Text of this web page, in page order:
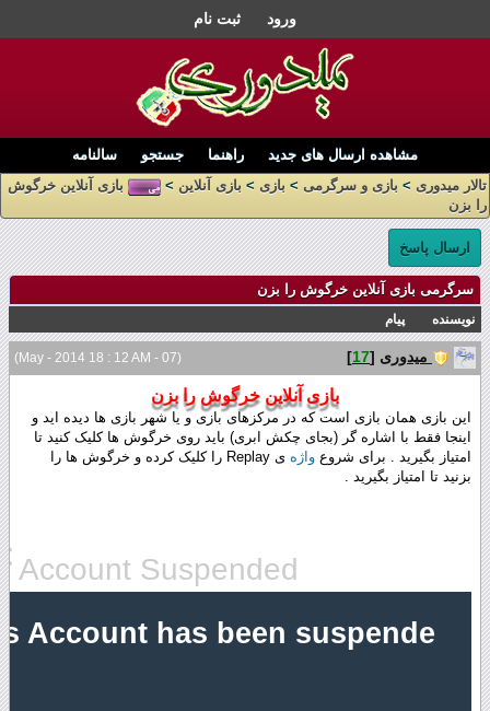
ورود ثبت نام
مشاهده ارسال های جدید راهنما جستجو
سالنامه
تالار میدوری > بازی و سرگرمی > بازی > بازی آنلاين >
بازی آنلاين خرگوش
را بزن
ارسال پاسخ
سرگرمی بازی آنلاين خرگوش را بزن
نویسنده پیام
(07 - May - 2014 18 : 12 AM) میدوری [
17
]
بازی آنلاين خرگوش را بزن
این بازی همان بازی است که در مرکزهای بازی و یا شهر بازی ها دیده اید و
اینجا فقط با اشاره گر (بجای چکش ابری) باید روی خرگوش ها کلیک کنید تا
امتیاز بگیرید . برای شروع واژه
ی Replay را کلیک کرده و خرگوش ها را
بزنید تا امتیاز بگیرید .